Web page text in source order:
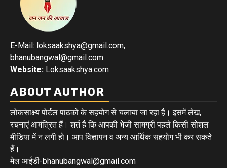
E-Mail: loksaakshya@gmail.com,
bhanubangwal@gmail.com
Website: Loksaakshya.com
ABOUT AUTHOR
लोकसाक्ष्य पोर्टल पाठकों के सहयोग से चलाया जा रहा है। इसमें लेख,
रचनाएं आमंत्रित हैं। शर्त है कि आपकी भेजी सामग्री पहले किसी सोशल
मीडिया में न लगी हो। आप विज्ञापन व अन्य आर्थिक सहयोग भी कर सकते
हैं।
मेल आईडी-bhanubangwal@gmail.com